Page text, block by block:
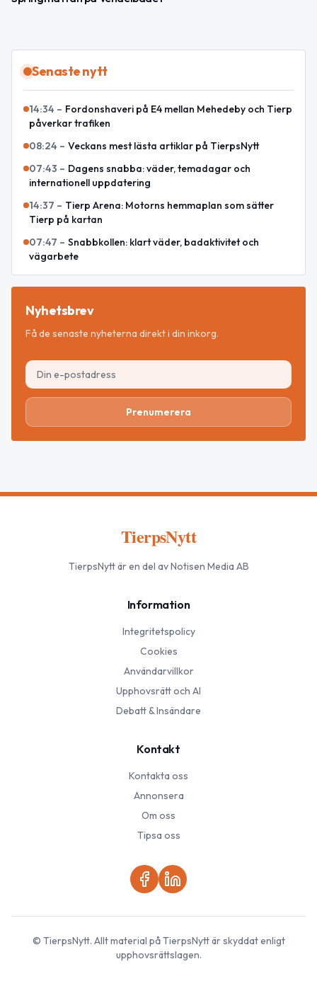
Senaste nytt
14:34 – Fordonshaveri på E4 mellan Mehedeby och Tierp
påverkar trafiken
08:24 – Veckans mest lästa artiklar på TierpsNytt
07:43 – Dagens snabba: väder, temadagar och
internationell uppdatering
14:37 – Tierp Arena: Motorns hemmaplan som sätter
Tierp på kartan
07:47 – Snabbkollen: klart väder, badaktivitet och
vägarbete
Nyhetsbrev
Få de senaste nyheterna direkt i din inkorg.
Prenumerera
TierpsNytt
TierpsNyttär en del av Notisen Media AB
Information
Integritetspolicy
Cookies
Användarvillkor
Upphovsrätt och AI
Debatt & Insändare
Kontakt
Kontakta oss
Annonsera
Om oss
Tipsa oss
© TierpsNytt. Allt material påTierpsNyttär skyddat enligt
upphovsrättslagen.